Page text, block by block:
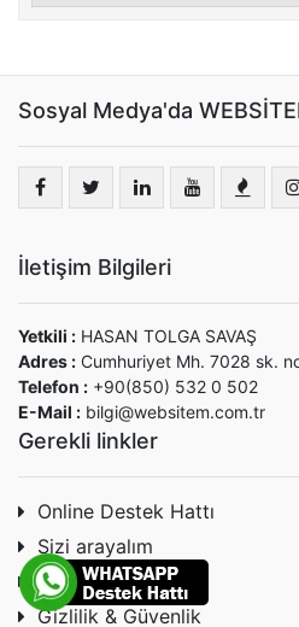
Sosyal Medya'da
İletişim Bilgileri
Yetkili : HASAN TOLGA SAVAŞ
Adres : Cumhuriyet Mh. 7028 sk.
Telefon : +90(850) 532 0 502
E-Mail : bilgi@websitem.com.tr
Gerekli linkler
Online Destek Hattı
Sizi arayalım
Tüketici Hakları
Gizlilik & Güvenlik